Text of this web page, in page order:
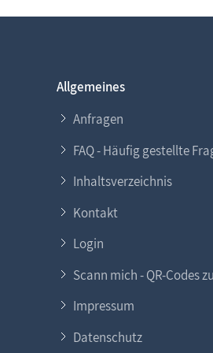
Allgemeines
Anfragen
FAQ - Häufig gestellte
Inhaltsverzeichnis
Kontakt
Login
Scann mich - QR-Codes
Impressum
Datenschutz